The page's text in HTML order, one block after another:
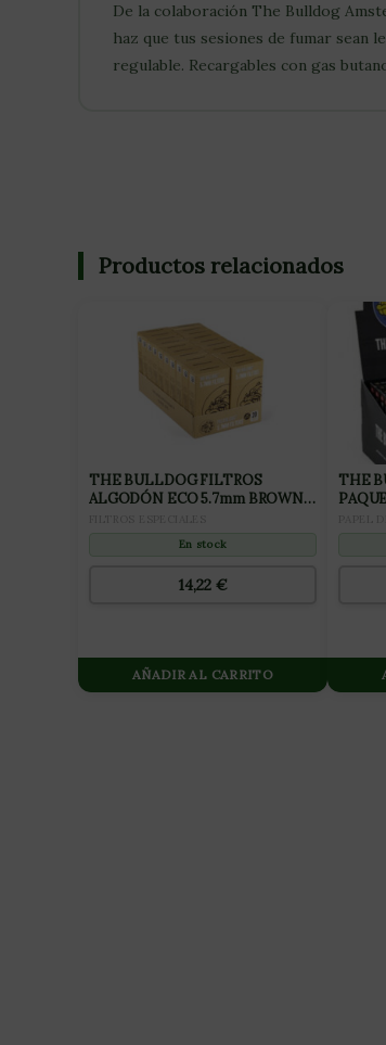
De la colaboración The Bulldog
haz que tus sesiones de fumar sean
regulable. Recargables con gas
Productos relacionados
THE BULLDOG FILTROS
ALGODÓN ECO 5.7mm BROWN
En stock
14,22 €
AÑADIR AL CARRITO
THE